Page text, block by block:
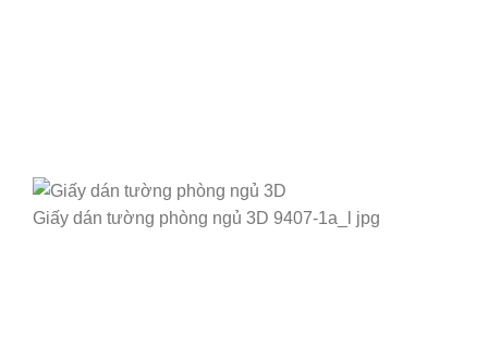
Giấy dán tường phòng ngủ 3D 9407-1a_l jpg